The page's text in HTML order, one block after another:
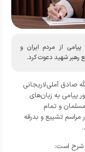
از مردم ایران و
شهید دعوت کرد.
صادق آملی‌لاریجانی
به زبان‌های
و تمام
تشییع و بدرقه
شرح است: